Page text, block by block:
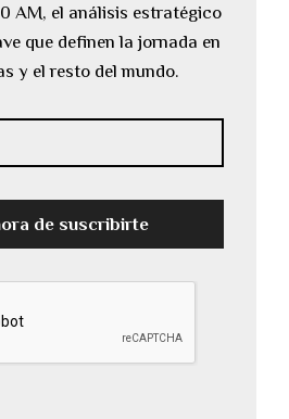
AM, el análisis estratégico
que definen la jornada en
y el resto del mundo.
de suscribirte